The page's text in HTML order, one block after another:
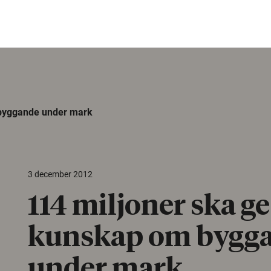
under mark
3 december 2012
114 miljoner ska
kunskap om